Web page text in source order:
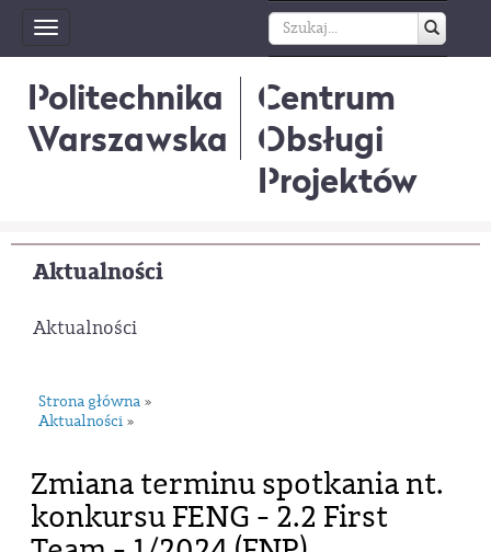
Toggle
navigation
Politechnika
Warszawska
Centrum
Obsługi
Projektów
Aktualności
Aktualności
Strona główna »
Aktualności »
Zmiana terminu spotkania nt.
konkursu FENG - 2.2 First